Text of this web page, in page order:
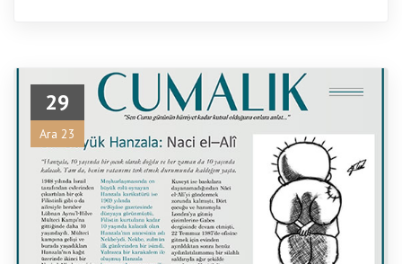
29
Ara 23